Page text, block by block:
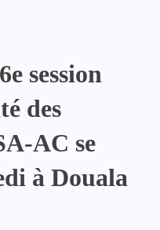
session
des
AC se
à Douala